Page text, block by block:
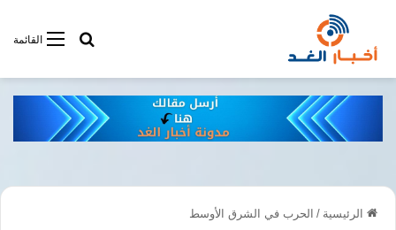
القائمةأبحت فى
الرئيسية / الحرب في الشرق الأوسط